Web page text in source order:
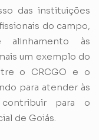
das instituições
do campo,
alinhamento às
um exemplo do
o CRCGO e o
para atender às
para o
de Goiás.